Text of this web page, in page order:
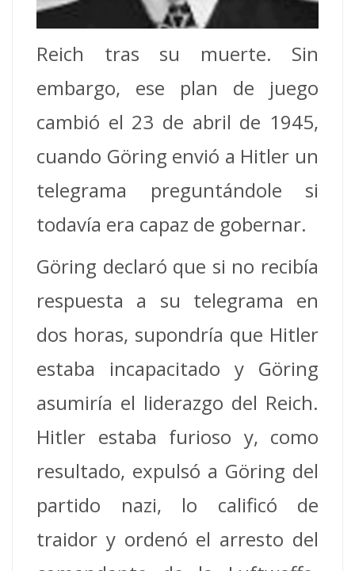
Reich tras su muerte. Sin
embargo, ese plan de juego
cambió el 23 de abril de 1945,
cuando Göring envió a Hitler un
telegrama preguntándole si
todavía era capaz de gobernar.
Göring declaró que si no recibía
respuesta a su telegrama en
dos horas, supondría que Hitler
estaba incapacitado y Göring
asumiría el liderazgo del Reich.
Hitler estaba furioso y, como
resultado, expulsó a Göring del
partido nazi, lo calificó de
traidor y ordenó el arresto del